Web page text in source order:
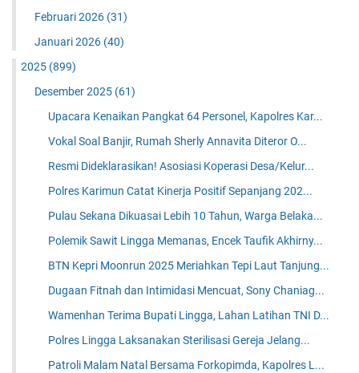
Februari 2026 (31)
Januari 2026 (40)
2025 (899)
Desember 2025 (61)
Upacara Kenaikan Pangkat 64 Personel, Kapolres Kar...
Vokal Soal Banjir, Rumah Sherly Annavita Diteror O...
Resmi Dideklarasikan! Asosiasi Koperasi Desa/Kelur...
Polres Karimun Catat Kinerja Positif Sepanjang 202...
Pulau Sekana Dikuasai Lebih 10 Tahun, Warga Belaka...
Polemik Sawit Lingga Memanas, Encek Taufik Akhirny...
BTN Kepri Moonrun 2025 Meriahkan Tepi Laut Tanjung...
Dugaan Fitnah dan Intimidasi Mencuat, Sony Chaniag...
Wamenhan Terima Bupati Lingga, Lahan Latihan TNI D...
Polres Lingga Laksanakan Sterilisasi Gereja Jelang...
Patroli Malam Natal Bersama Forkopimda, Kapolres L...